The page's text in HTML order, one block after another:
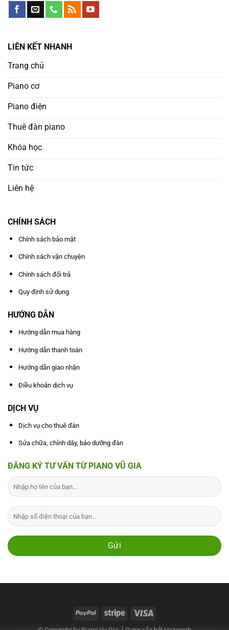
LIÊN KẾT NHANH
Trang chủ
Piano cơ
Piano điện
Thuê đàn piano
Khóa học
Tin tức
Liên hệ
CHÍNH SÁCH
Chính sách bảo mật
Chính sách vận chuyện
Chính sách đổi trả
Quy định sử dụng
HƯỚNG DẪN
Hướng dẫn mua hàng
Hướng dẫn thanh toán
Hướng dẫn giao nhận
Điều khoản dịch vụ
DỊCH VỤ
Dịch vụ cho thuê đàn
Sửa chữa, chỉnh dây, bảo dưỡng đàn
ĐĂNG KÝ TƯ VẤN TỪ PIANO VŨ GIA